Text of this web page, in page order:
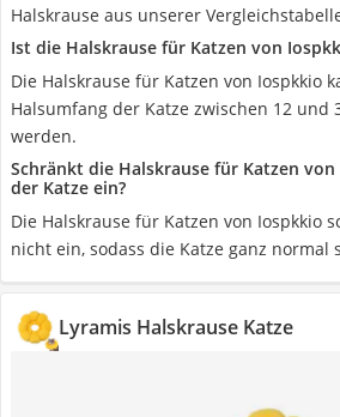
Halskrause aus unserer
Ist die Halskrause für Katzen von
Die Halskrause für Katzen von Iospkkio
Halsumfang der Katze zwischen 12 und
werden.
Schränkt die Halskrause für Katzen
der Katze ein?
Die Halskrause für Katzen von Iospkkio
nicht ein, sodass die Katze ganz normal
Lyramis Halskrause Katze